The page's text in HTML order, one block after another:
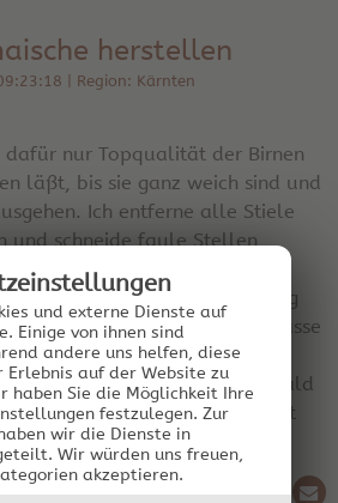
und externe Dienste auf
Einige von ihnen sind
andere uns helfen, diese
Erlebnis auf der Website zu
haben Sie die Möglichkeit Ihre
festzulegen. Zur
wir die Dienste in
Wir würden uns freuen,
akzeptieren.
herstellen
| Region: Kärnten
nur Topqualität der Birnen
läßt, bis sie ganz weich sind und
Ich entferne alle Stiele
und schneide faule Stellen
einer Quetsche und dann
Nach Beginn der Gärung
(Biogen M) dazu, lasse
vergären (nicht zu kalte
abklingender Gärung dann bald
immer super Ergebnis damit